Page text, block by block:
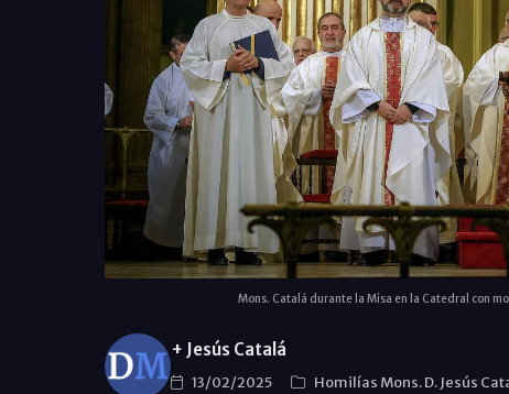
Mons. Catalá durante la Misa en la Catedral con
+ Jesús Catalá
13/02/2025 Homilías Mons. D. Jesús